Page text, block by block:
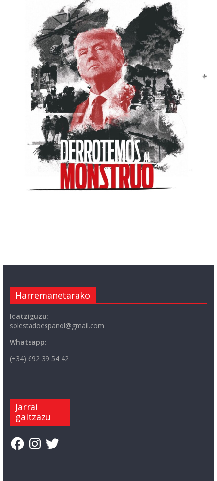
Harremanetarako
Idatziguzu:
solestadoespanol@gmail.com
Whatsapp:
(+34) 692 39 54 42
Jarrai
gaitzazu
FacebookInstagram
Twitter